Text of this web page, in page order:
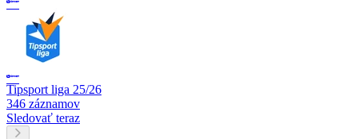
Tipsport liga 25/26
346 záznamov
Sledovať teraz